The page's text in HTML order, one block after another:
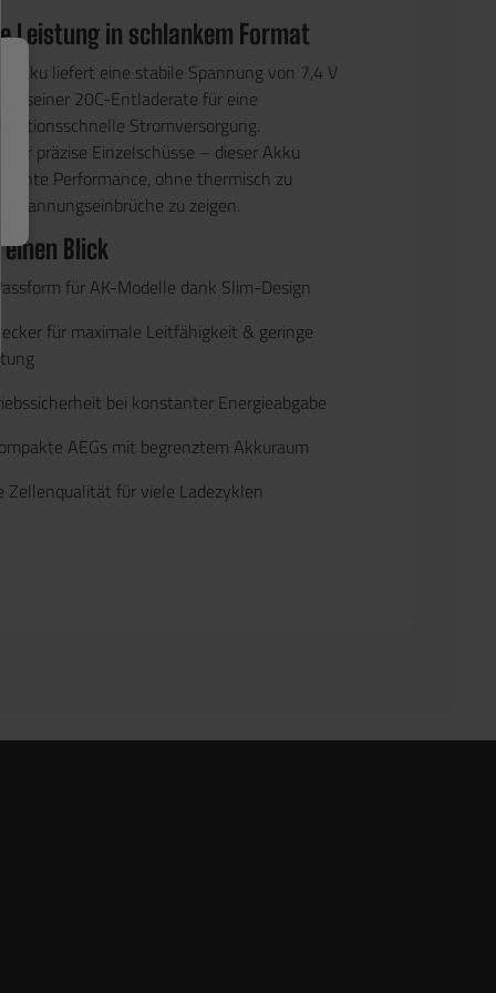
Leistung in schlankem Format
Akku liefert eine stabile Spannung von 7,4 V
seiner 20C-Entladerate für eine
Stromversorgung.
oder präzise Einzelschüsse – dieser Akku
Performance, ohne thermisch zu
Spannungseinbrüche zu zeigen.
einen Blick
für AK-Modelle dank Slim-Design
für maximale Leitfähigkeit & geringe
bei konstanter Energieabgabe
AEGs mit begrenztem Akkuraum
Zellenqualität für viele Ladezyklen